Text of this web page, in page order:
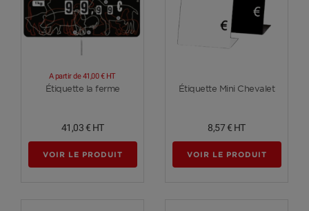
Voir plus
Étiquette la ferme
A partir de41,00 € HT
41,03 € HT
VOIR LE PRODUIT
Voir plus
Étiquette Mini Chevalet
8,57 € HT
VOIR LE PRODUIT